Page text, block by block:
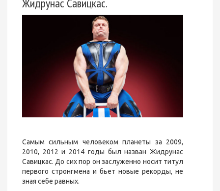
Жидрунас Савицкас.
Самым сильным человеком планеты за 2009,
2010, 2012 и 2014 годы был назван Жидрунас
Савицкас. До сих пор он заслуженно носит титул
первого стронгмена и бьет новые рекорды, не
зная себе равных.